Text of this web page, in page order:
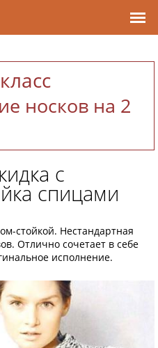
носков на 2
с
спицами
стойкой. Нестандартная
Отлично сочетает в себе
исполнение.